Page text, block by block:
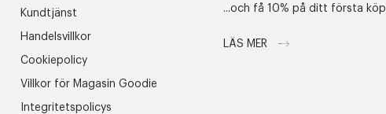
Kundtjänst
Handelsvillkor
Cookiepolicy
Villkor för Magasin Goodie
Integritetspolicys
...och få 10% på ditt första köp
LÄS MER